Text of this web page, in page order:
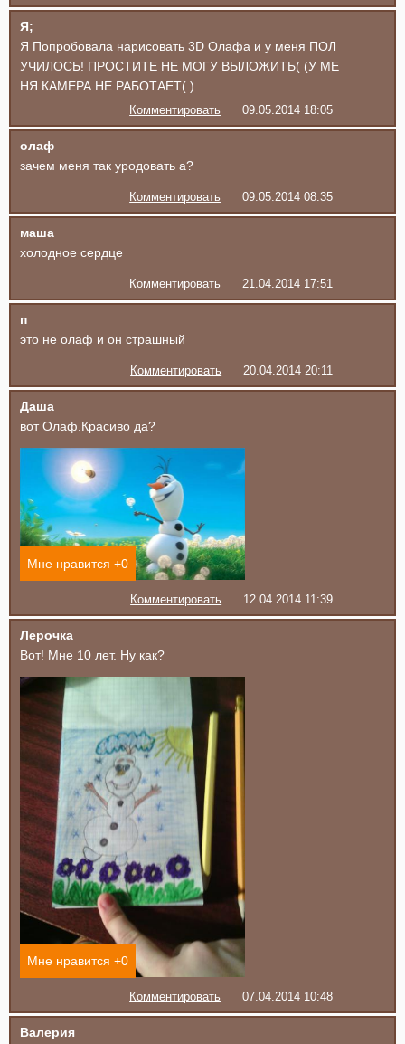
Я;
Я Попробовала нарисовать 3D Олафа и у меня ПОЛ
УЧИЛОСЬ! ПРОСТИТЕ НЕ МОГУ ВЫЛОЖИТЬ( (У МЕ
НЯ КАМЕРА НЕ РАБОТАЕТ( )
Комментировать 09.05.2014 18:05
олаф
зачем меня так уродовать а?
Комментировать 09.05.2014 08:35
маша
холодное сердце
Комментировать 21.04.2014 17:51
п
это не олаф и он страшный
Комментировать 20.04.2014 20:11
Даша
вот Олаф.Красиво да?
Мне нравится +0
Комментировать 12.04.2014 11:39
Лерочка
Вот! Мне 10 лет. Ну как?
Мне нравится +0
Комментировать 07.04.2014 10:48
Валерия